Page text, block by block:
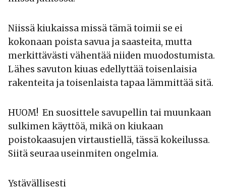
Niissä kiukaissa missä tämä toimii se ei
kokonaan poista savua ja saasteita, mutta
merkittävästi vähentää niiden muodostumista.
Lähes savuton kiuas edellyttää toisenlaisia
rakenteita ja toisenlaista tapaa lämmittää sitä.
HUOM! En suosittele savupellin tai muunkaan
sulkimen käyttöä, mikä on kiukaan
poistokaasujen virtaustiellä, tässä kokeilussa.
Siitä seuraa useinmiten ongelmia.
Ystävällisesti